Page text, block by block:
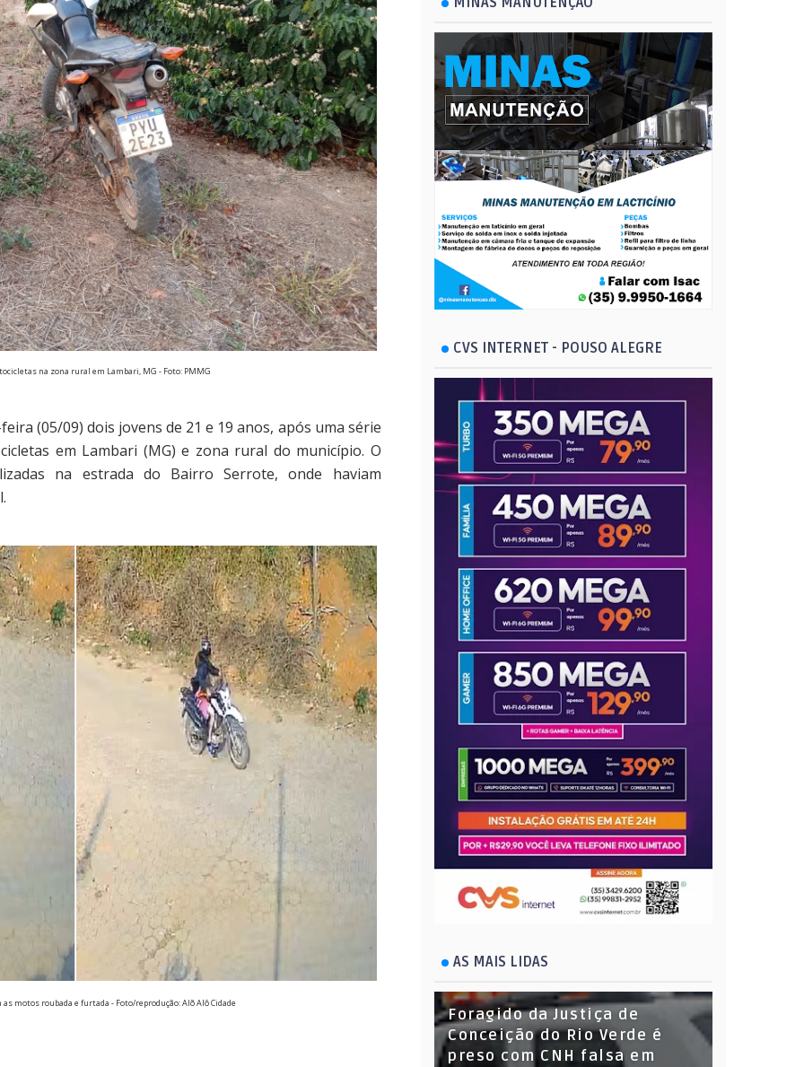
na zona rural em Lambari, MG - Foto: PMMG
(05/09) dois jovens de 21 e 19 anos, após uma série
em Lambari (MG) e zona rural do município. O
na estrada do Bairro Serrote, onde haviam
motos roubada e furtada - Foto/reprodução: Alõ Alô Cidade
CVS INTERNET - POUSO ALEGRE
AS MAIS LIDAS
Foragido da Justiça de
Conceição do Rio Verde é
preso com CNH falsa em